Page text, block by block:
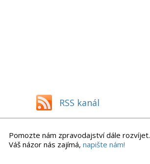
RSS kanál
Pomozte nám zpravodajství dále rozvíjet.
Váš názor nás zajímá, napište nám!